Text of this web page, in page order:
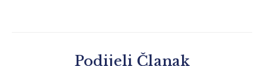
Podijeli Članak